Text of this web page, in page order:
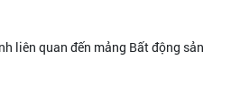
liên quan đến mảng Bất động sản